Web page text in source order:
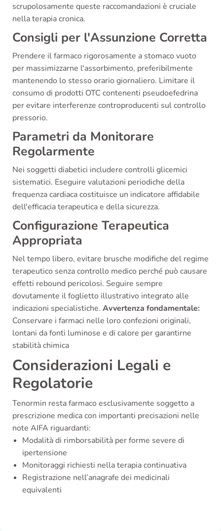
scrupolosamente queste raccomandazioni è cruciale
nella terapia cronica.
Consigli per l'Assunzione Corretta
Prendere il farmaco rigorosamente a stomaco vuoto
per massimizzarne l'assorbimento, preferibilmente
mantenendo lo stesso orario giornaliero. Limitare il
consumo di prodotti OTC contenenti pseudoefedrina
per evitare interferenze controproducenti sul controllo
pressorio.
Parametri da Monitorare
Regolarmente
Nei soggetti diabetici includere controlli glicemici
sistematici. Eseguire valutazioni periodiche della
frequenza cardiaca costituisce un indicatore affidabile
dell'efficacia terapeutica e della sicurezza.
Configurazione Terapeutica
Appropriata
Nel tempo libero, evitare brusche modifiche del regime
terapeutico senza controllo medico perché può causare
effetti rebound pericolosi. Seguire sempre
dovutamente il foglietto illustrativo integrato alle
indicazioni specialistiche. Avvertenza fondamentale:
Conservare i farmaci nelle loro confezioni originali,
lontani da fonti luminose e di calore per garantirne
stabilità chimica
Considerazioni Legali e
Regolatorie
Tenormin resta farmaco esclusivamente soggetto a
prescrizione medica con importanti precisazioni nelle
note AIFA riguardanti:
Modalità di rimborsabilità per forme severe di
ipertensione
Monitoraggi richiesti nella terapia continuativa
Registrazione nell’anagrafe dei medicinali
equivalenti